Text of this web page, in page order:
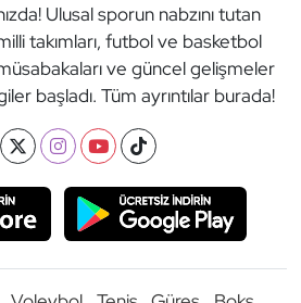
Ulusal sporun nabzını tutan
takımları, futbol ve basketbol
ve güncel gelişmeler
başladı. Tüm ayrıntılar burada!